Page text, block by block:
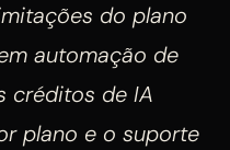
do plano
automação de
créditos de IA
plano e o suporte